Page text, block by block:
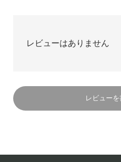
レビューはありません
レビューを